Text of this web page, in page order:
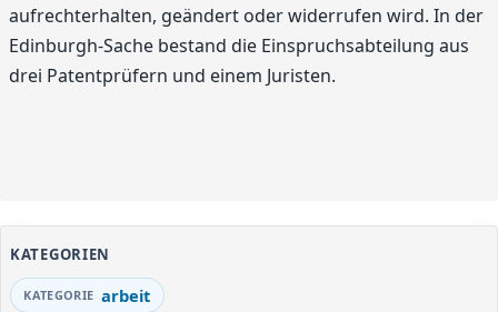
aufrechterhalten, geändert oder widerrufen wird. In der
Edinburgh-Sache bestand die Einspruchsabteilung aus
drei Patentprüfern und einem Juristen.
KATEGORIEN
arbeit